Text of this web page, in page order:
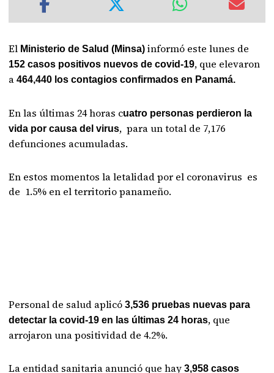
El Ministerio de Salud (Minsa)informó este lunes de
152 casos positivos nuevos de covid-19, que elevaron
a464,440 los contagios confirmados en Panamá.
En las últimas 24 horas cuatro personas perdieron la
vida por causa del virus, para un total de 7,176
defunciones acumuladas.
En estos momentos la letalidad por el coronavirus es
de 1.5% en el territorio panameño.
Personal de salud aplicó 3,536 pruebas nuevas para
detectar la covid-19 en las últimas 24 horas, que
arrojaron una positividad de 4.2%.
La entidad sanitaria anunció que hay3,958 casos